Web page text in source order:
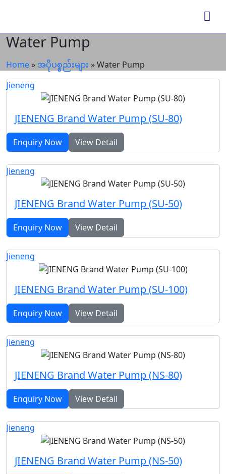
Water Pump
Home » အပိုပစ္စည်းများ »Water Pump
Jieneng
JIENENG Brand Water Pump (SU-80)
Enquiry Now View Detail
Jieneng
JIENENG Brand Water Pump (SU-50)
Enquiry Now View Detail
Jieneng
JIENENG Brand Water Pump (SU-100)
Enquiry Now View Detail
Jieneng
JIENENG Brand Water Pump (NS-80)
Enquiry Now View Detail
Jieneng
JIENENG Brand Water Pump (NS-50)